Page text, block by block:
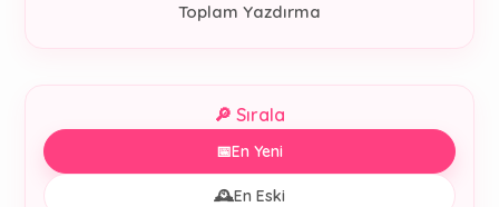
Toplam Yazdırma
🔎 Sırala
📅En Yeni
🕰️En Eski